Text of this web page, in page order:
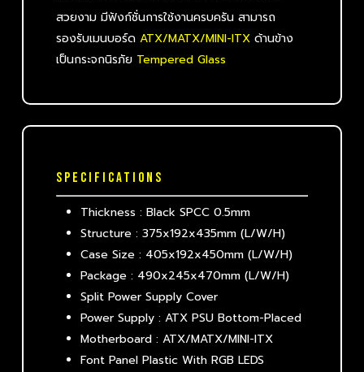
สวยงาม มีฟังก์ชั่นการใช้งานครบครัน สามารถ
รองรับเมนบอร์ดATX/MATX/MINI-ITX ด้านข้าง
เป็นกระจกนิรภัย Tempered Glass
SPECIFICATIONS
Thickness : Black SPCC 0.5mm
Structure : 375x192x435mm (L/W/H)
Case Size : 405x192x450mm (L/W/H)
Package : 490x245x470mm (L/W/H)
Split Power Supply Cover
Power Supply : ATX PSU Bottom-Placed
Motherboard : ATX/MATX/MINI-ITX
Font Panel Plastic With RGB LEDS